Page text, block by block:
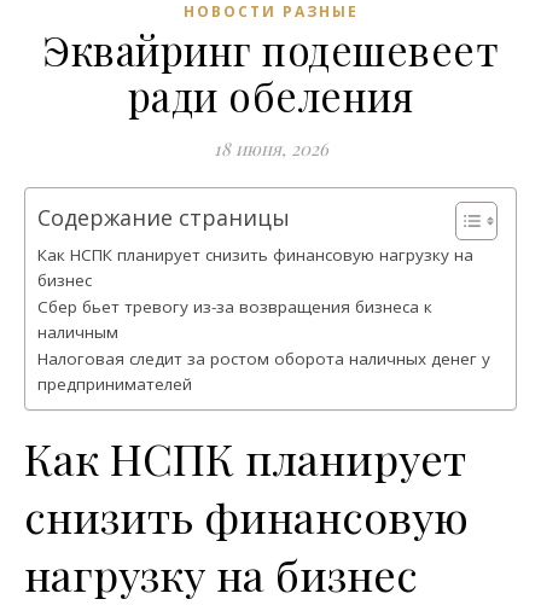
НОВОСТИ РАЗНЫЕ
Эквайринг подешевеет
ради обеления
18 июня, 2026
Содержание страницы
Как НСПК планирует снизить финансовую нагрузку на
бизнес
Сбер бьет тревогу из-за возвращения бизнеса к
наличным
Налоговая следит за ростом оборота наличных денег у
предпринимателей
Как НСПК планирует
снизить финансовую
нагрузку на бизнес